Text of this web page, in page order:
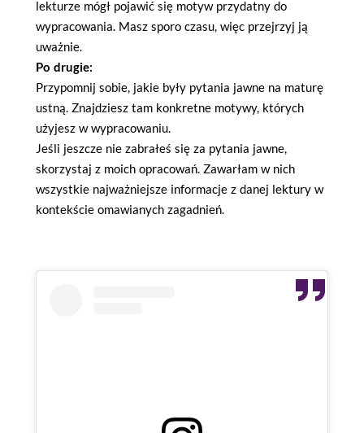
lekturze mógł pojawić się motyw przydatny do
wypracowania. Masz sporo czasu, więc przejrzyj ją
uważnie.
Po drugie:
Przypomnij sobie, jakie były pytania jawne na maturę
ustną. Znajdziesz tam konkretne motywy, których
użyjesz w wypracowaniu.
Jeśli jeszcze nie zabrałeś się za pytania jawne,
skorzystaj z moich opracowań. Zawarłam w nich
wszystkie najważniejsze informacje z danej lektury w
kontekście omawianych zagadnień.